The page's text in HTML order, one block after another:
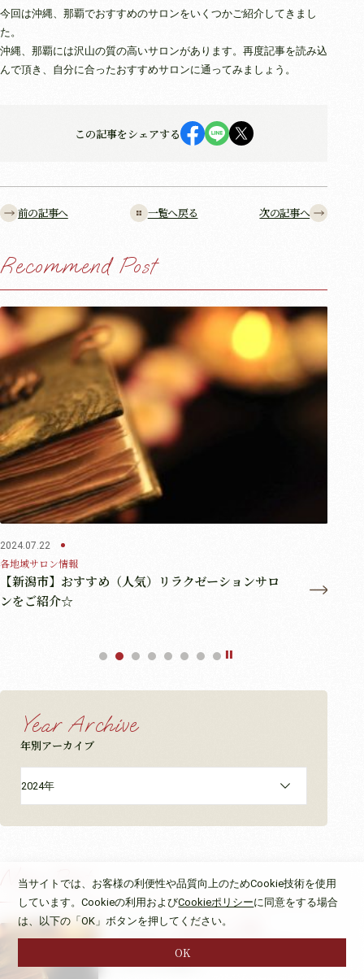
今回は沖縄、那覇でおすすめのサロンをいくつかご紹介してきまし
た。
沖縄、那覇には沢山の質の高いサロンがあります。再度記事を読み込
んで頂き、自分に合ったおすすめサロンに通ってみましょう。
この記事をシェアする
Year Archive
年別アーカイブ
2024年
New Post
2024.07.22
各地域サロン情報
【大分市】おすすめ（人気）リラクゼーショ
ンサロンをご紹介☆
前の記事へ 一覧へ戻る 次の記事へ
Recommend Post
【北九州市 小倉】おすすめ（人気）リラクゼーシ
ョンサロンをご紹介☆
当サイトでは、お客様の利便性や品質向上のためCookie技術を使用
しています。Cookieの利用およびCookieポリシーに同意をする場合
は、以下の「OK」ボタンを押してください。
OK